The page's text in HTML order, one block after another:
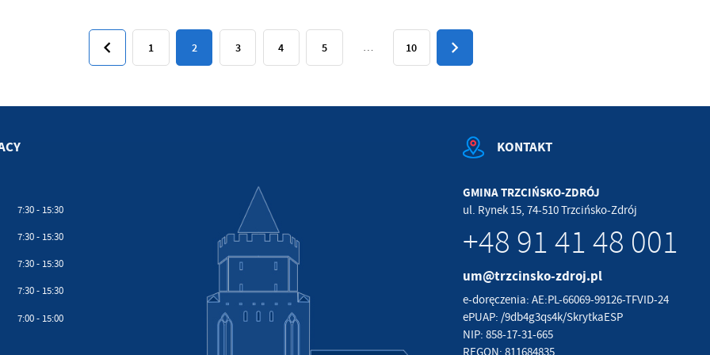
1 2 3 4 5 … 10
7:30 - 15:30
7:30 - 15:30
7:30 - 15:30
7:30 - 15:30
7:00 - 15:00
KONTAKT
GMINA TRZCIŃSKO-ZDRÓJ
ul. Rynek 15, 74-510 Trzcińsko-Zdrój
+48 91 41 48 001
um@trzcinsko-zdroj.pl
e-doręczenia: AE:PL-66069-99126-TFVID-24
ePUAP: /9db4g3qs4k/SkrytkaESP
NIP: 858-17-31-665